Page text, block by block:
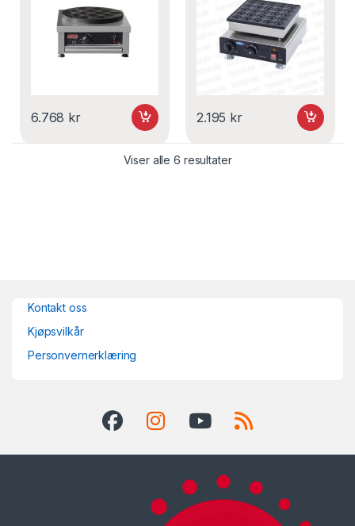
6.768 kr 2.195 kr
Viser alle 6 resultater
Kontakt oss
Kjøpsvilkår
Personvernerklæring